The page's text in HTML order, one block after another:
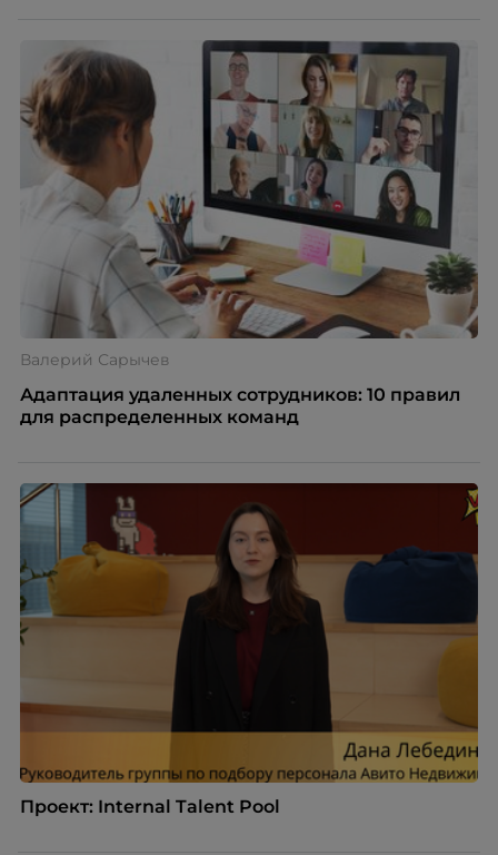
повысить эффективность сотрудников, ускорить
процессы, сохранить качество поддержки и
масштабироваться без роста команды. Так и
появился AI-помощник, встроенный в платформу
Skillbox.
Валерий Сарычев
Адаптация удаленных сотрудников: 10 правил
для распределенных команд
Проект: Internal Talent Pool